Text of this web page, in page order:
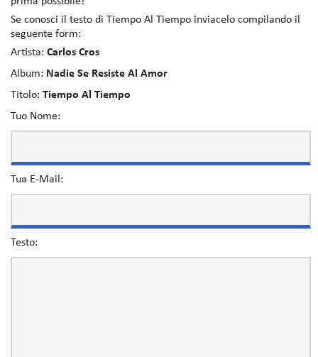
Se conosci il testo di Tiempo Al Tiempo inviacelo compilando il
seguente form:
Artista: Carlos Cros
Album: Nadie Se Resiste Al Amor
Titolo: Tiempo Al Tiempo
Tuo Nome:
Tua E-Mail:
Testo: